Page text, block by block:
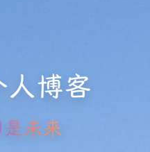
人博客
未来